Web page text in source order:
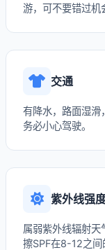
游，可不要错过机
交通
有降水，路面湿滑
务必小心驾驶。
紫外线强
属弱紫外线辐射天
擦SPF在8-12之间